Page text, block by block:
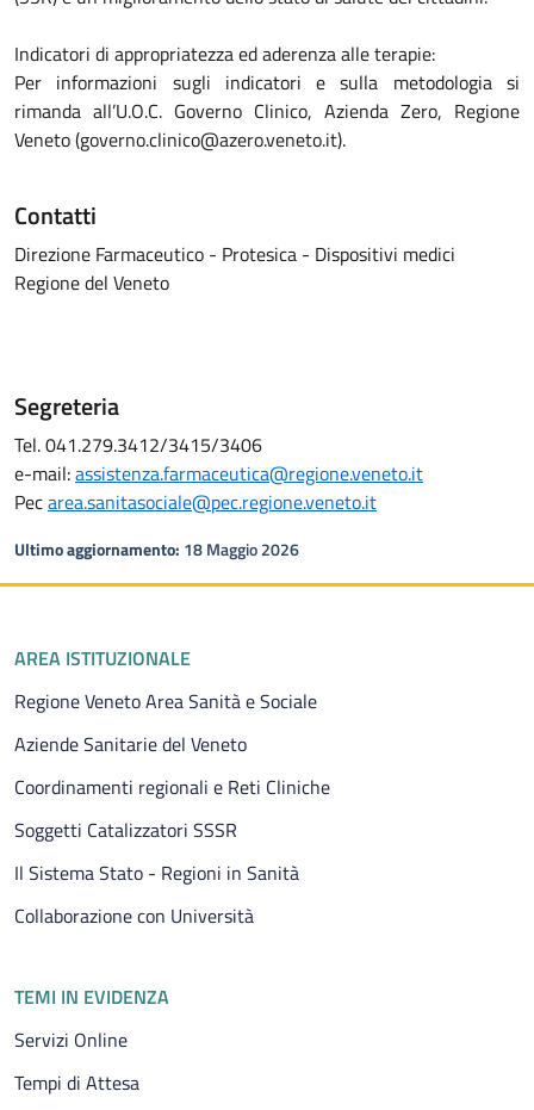
Indicatori di appropriatezza ed aderenza alle terapie:
Per informazioni sugli indicatori e sulla metodologia si
rimanda all’U.O.C. Governo Clinico, Azienda Zero, Regione
Veneto (governo.clinico@azero.veneto.it).
Contatti
Direzione Farmaceutico - Protesica - Dispositivi medici
Regione del Veneto
Segreteria
Tel. 041.279.3412/3415/3406
e-mail:assistenza.farmaceutica@regione.veneto.it
Pecarea.sanitasociale@pec.regione.veneto.it
Ultimo aggiornamento: 18 Maggio 2026
Piè di pagina
AREA ISTITUZIONALE
Regione Veneto Area Sanità e Sociale
Aziende Sanitarie del Veneto
Coordinamenti regionali e Reti Cliniche
Soggetti Catalizzatori SSSR
Il Sistema Stato - Regioni in Sanità
Collaborazione con Università
TEMI IN EVIDENZA
Servizi Online
Tempi di Attesa